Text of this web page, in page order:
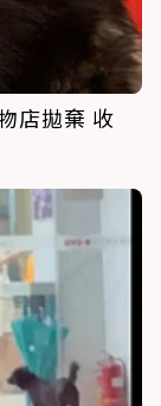
店拋棄 收